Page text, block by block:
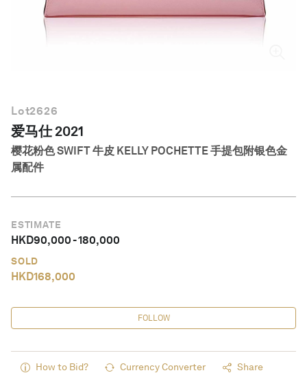
简体中文
Lot2626
爱马仕 2021
樱花粉色 SWIFT 牛皮 KELLY POCHETTE 手提包附银色金
属配件
ESTIMATE
HKD90,000-180,000
SOLD
HKD168,000
FOLLOW
How to Bid? Currency Converter Share